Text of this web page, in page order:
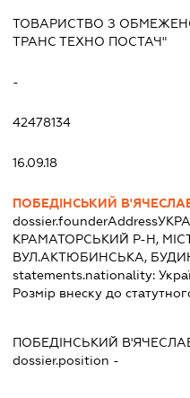
ТОВАРИСТВО З
ТРАНС ТЕХНО ПОСТАЧ"
-
42478134
16.09.18
ПОБЕДІНСЬКИЙ
dossier.founderAddress
КРАМАТОРСЬКИЙ Р-Н,
ВУЛ.АКТЮБИНСЬКА,
statements.nationality:
Розмір внеску до
ПОБЕДІНСЬКИЙ
dossier.position -